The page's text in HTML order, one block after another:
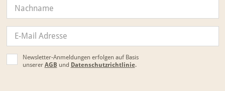
Newsletter-Anmeldungen erfolgen auf Basis
unserer AGB und Datenschutzrichtlinie.